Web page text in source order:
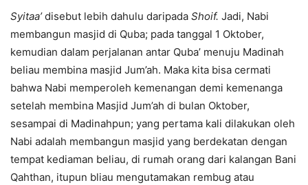
Syitaa’disebut lebih dahulu daripada Shoif. Jadi, Nabi
membangun masjid di Quba; pada tanggal 1 Oktober,
kemudian dalam perjalanan antar Quba’ menuju Madinah
beliau membina masjid Jum’ah. Maka kita bisa cermati
bahwa Nabi memperoleh kemenangan demi kemenanga
setelah membina Masjid Jum’ah di bulan Oktober,
sesampai di Madinahpun; yang pertama kali dilakukan oleh
Nabi adalah membangun masjid yang berdekatan dengan
tempat kediaman beliau, di rumah orang dari kalangan Bani
Qahthan, itupun bliau mengutamakan rembug atau